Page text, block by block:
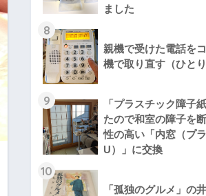
ました
8
親機で受けた電話を
機で取り直す（ひとり
9
「プラスチック障子
たので和室の障子を
性の高い「内窓（プ
U）」に交換
10
「孤独のグルメ」の